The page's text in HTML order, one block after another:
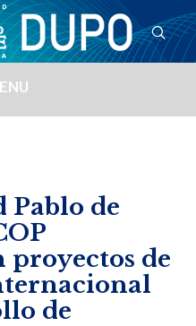
Pablo de
proyectos de
de